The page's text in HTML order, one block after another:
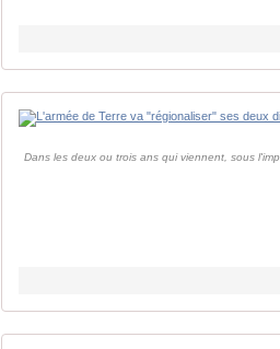
Dans les deux ou trois ans qui viennent, sous